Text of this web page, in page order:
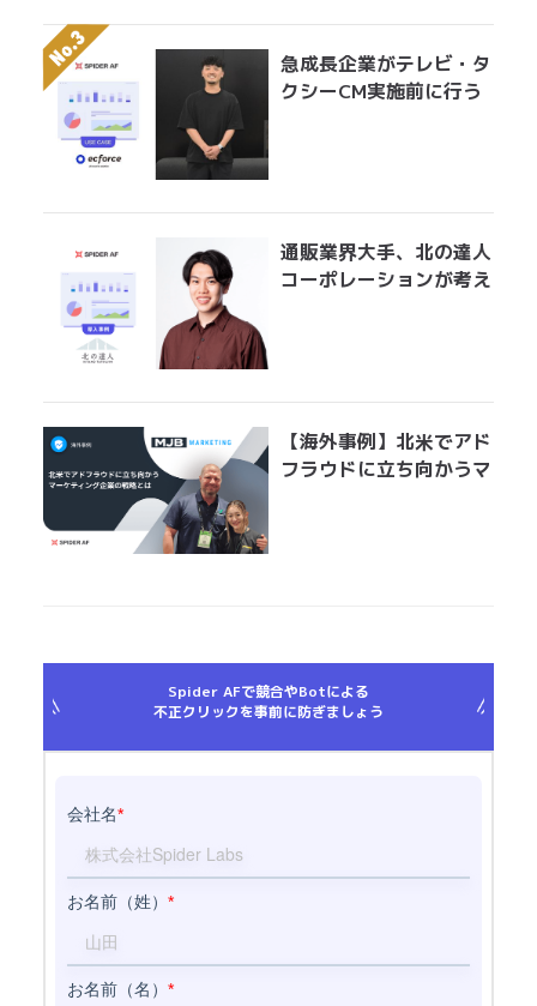
急成長企業がテレビ・タ
クシーCM実施前に行う
通販業界大手、北の達人
コーポレーションが考え
【海外事例】北米でアド
フラウドに立ち向かうマ
Spider AFで競合やBotによる
不正クリックを事前に防ぎましょう